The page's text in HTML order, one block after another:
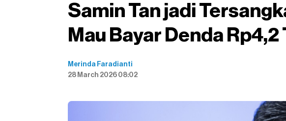
Samin Tan jadi
Mau Bayar Denda Rp4,2
Merinda Faradianti
28 March 2026 08:02